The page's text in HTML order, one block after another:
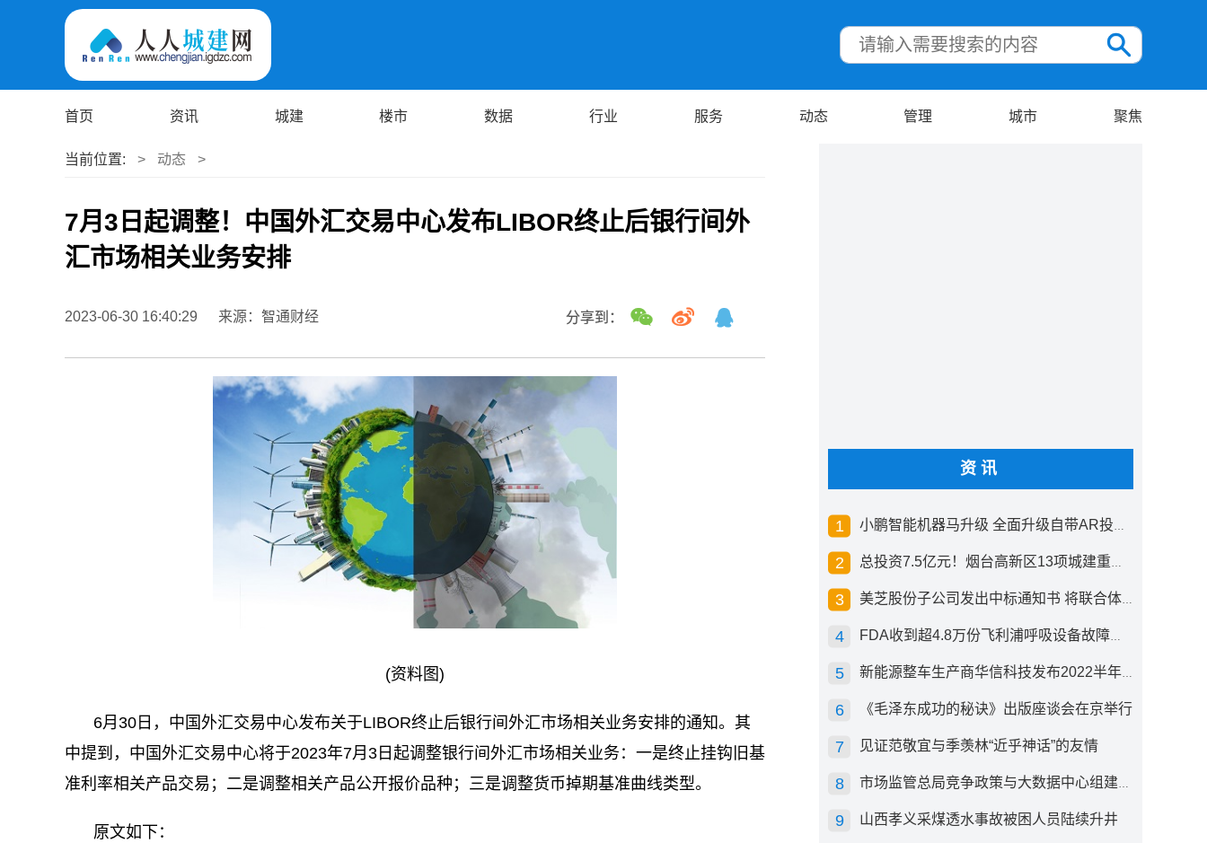
首页 资讯 城建 楼市 数据 行业 服务 动态 管理 城市 聚焦
当前位置: > 动态 >
7月3日起调整！中国外汇交易中心发布LIBOR终止后银行间外
汇市场相关业务安排
2023-06-30 16:40:29 来源：智通财经 分享到：
(资料图)
6月30日，中国外汇交易中心发布关于LIBOR终止后银行间外汇市场相关业务安排的通知。其
中提到，中国外汇交易中心将于2023年7月3日起调整银行间外汇市场相关业务：一是终止挂钩旧基
准利率相关产品交易；二是调整相关产品公开报价品种；三是调整货币掉期基准曲线类型。
原文如下：
资讯
小鹏智能机器马升级 全面升级自带AR投影创新交互方式
总投资7.5亿元！烟台高新区13项城建重点工程开工
美芝股份子公司发出中标通知书 将联合体中标1.36亿元总承包项目
FDA收到超4.8万份飞利浦呼吸设备故障报告 其中44份死亡案例
新能源整车生产商华信科技发布2022半年度报告 同比下滑2.92%
《毛泽东成功的秘诀》出版座谈会在京举行
见证范敬宜与季羡林“近乎神话”的友情
市场监管总局竞争政策与大数据中心组建成立
山西孝义采煤透水事故被困人员陆续升井